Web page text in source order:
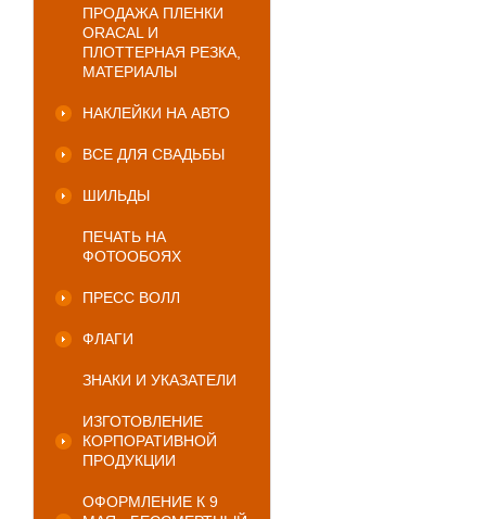
ПРОДАЖА ПЛЕНКИ
ORACAL И
ПЛОТТЕРНАЯ РЕЗКА,
МАТЕРИАЛЫ
НАКЛЕЙКИ НА АВТО
ВСЕ ДЛЯ СВАДЬБЫ
ШИЛЬДЫ
ПЕЧАТЬ НА
ФОТООБОЯХ
ПРЕСС ВОЛЛ
ФЛАГИ
ЗНАКИ И УКАЗАТЕЛИ
ИЗГОТОВЛЕНИЕ
КОРПОРАТИВНОЙ
ПРОДУКЦИИ
ОФОРМЛЕНИЕ К 9